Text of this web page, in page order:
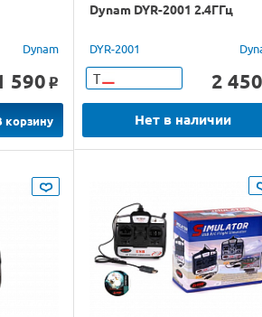
Dynam
590 o
корзину
Dynam DYR-2001 2.4ГГц
DYR-2001
Т 2 450
Нет в наличии